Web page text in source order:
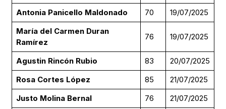
Antonia Panicello Maldonado
70
19/07/2025
María del Carmen Duran
Ramírez
76 19/07/2025
Agustin Rincón Rubio 83
20/07/2025
Rosa Cortes López
85
21/07/2025
Justo Molina Bernal
76
21/07/2025